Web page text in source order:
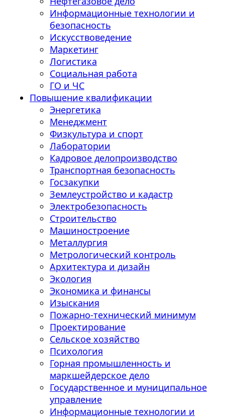
Информационные технологии и
безопасность
Искусствоведение
Маркетинг
Логистика
Социальная работа
ГО и ЧС
Повышение квалификации
Энергетика
Менеджмент
Физкультура и спорт
Лаборатории
Кадровое делопроизводство
Транспортная безопасность
Госзакупки
Землеустройство и кадастр
Электробезопасность
Строительство
Машиностроение
Металлургия
Метрологический контроль
Архитектура и дизайн
Экология
Экономика и финансы
Изыскания
Пожарно-технический минимум
Проектирование
Сельское хозяйство
Психология
Горная промышленность и
маркшейдерское дело
Государственное и муниципальное
управление
Информационные технологии и